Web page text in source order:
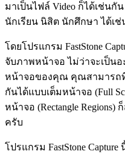
มาเป็นไฟล์ Video ก็ได้เช่น
นักเรียน นิสิต นักศึกษา ได้เ
โดยโปรแกรม FastStone
จับภาพหน้าจอ ไม่ว่าจะเป็น
หน้าจอของคุณ คุณสามารถที่
กันได้แบบเต็มหน้าจอ (Full
หน้าจอ (Rectangle
ครับ
โปรแกรม FastStone